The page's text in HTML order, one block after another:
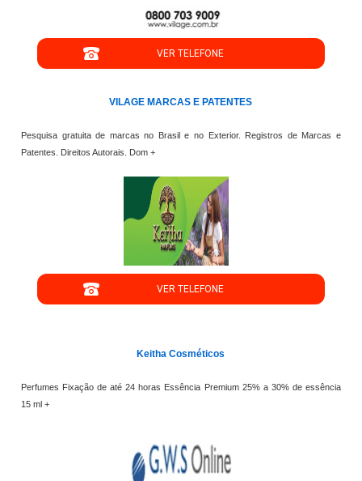
VER TELEFONE
VILAGE MARCAS E PATENTES
Pesquisa gratuita de marcas no Brasil e no Exterior. Registros de Marcas e
Patentes. Direitos Autorais. Dom +
VER TELEFONE
Keitha Cosméticos
Perfumes Fixação de até 24 horas Essência Premium 25% a 30% de essência
15 ml +